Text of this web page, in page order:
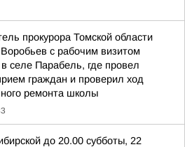
прокурора Томской области
с рабочим визитом
селе Парабель, где провел
граждан и проверил ход
ремонта школы
до 20.00 субботы, 22